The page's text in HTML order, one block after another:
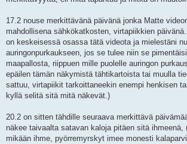
17.2 nouse merkittävänä päivänä jonka Matte
mahdollisena sähkökatkosten, virtapiikkien
on keskeisessä osassa tätä videota ja mielestäni
auringonpurkaukseen, jos se tulee niin se
maapallosta, riippuen mille puolelle auringon
epäilen tämän näkymistä tähtikartoista tai muulla
sattuu, virtapiikit tarkoittaneekin enempi henkisen
kyllä selitä sitä mitä näkevät.)
20.2 on sitten tähdille seuraava merkittävä
näkee taivaalta satavan kaloja pitäen sitä ihmeenä,
mikään ihme, pyörremyrskyt imee monesti